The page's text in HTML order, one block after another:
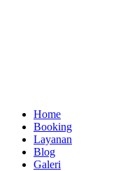
Home
Booking
Layanan
Blog
Galeri